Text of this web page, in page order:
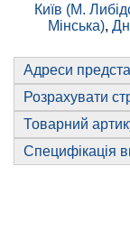
Київ (М.
Мінська),
Адреси
Розрахувати
Товарний
Специфікація